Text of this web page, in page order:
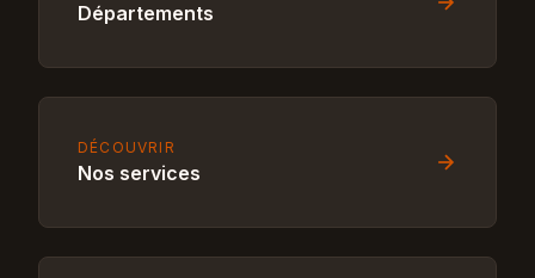
Départements
DÉCOUVRIR
Nos services